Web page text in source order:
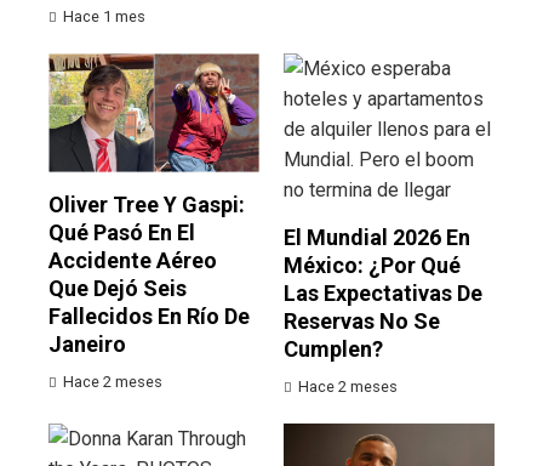
Hace 1 mes
Oliver Tree Y Gaspi:
Qué Pasó En El
Accidente Aéreo
Que Dejó Seis
Fallecidos En Río De
Janeiro
Hace 2 meses
El Mundial 2026 En
México: ¿por Qué
Las Expectativas De
Reservas No Se
Cumplen?
Hace 2 meses